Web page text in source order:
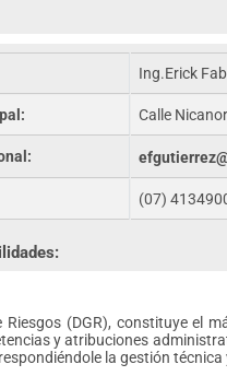
Ing.Erick
Calle
(07)
Riesgos (DGR), constituye el
y atribuciones
la gestión